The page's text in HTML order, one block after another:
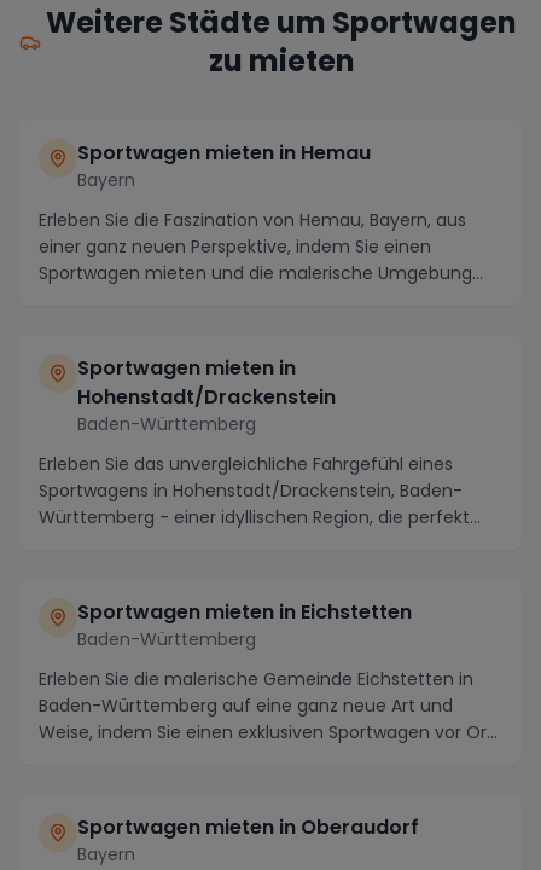
Weitere Städte um Sportwagen
zu mieten
Sportwagen mieten in Hemau
Bayern
Erleben Sie die Faszination von Hemau, Bayern, aus
einer ganz neuen Perspektive, indem Sie einen
Sportwagen mieten und die malerische Umgebung
Sportwagen mieten in
Hohenstadt/Drackenstein
Baden-Württemberg
Erleben Sie das unvergleichliche Fahrgefühl eines
Sportwagens in Hohenstadt/Drackenstein, Baden-
Württemberg - einer idyllischen Region, die perfekt
Sportwagen mieten in Eichstetten
Baden-Württemberg
Erleben Sie die malerische Gemeinde Eichstetten in
Baden-Württemberg auf eine ganz neue Art und
Weise, indem Sie einen exklusiven Sportwagen vor Ort
Sportwagen mieten in Oberaudorf
Bayern